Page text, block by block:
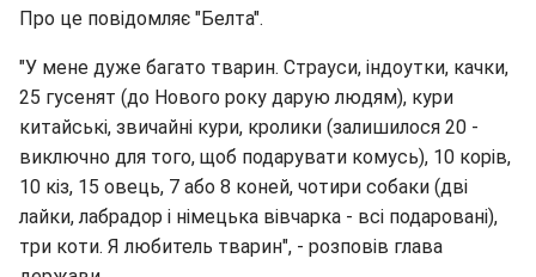
Про це повідомляє "Белта".
"У мене дуже багато тварин. Страуси, індоутки, качки,
25 гусенят (до Нового року дарую людям), кури
китайські, звичайні кури, кролики (залишилося 20 -
виключно для того, щоб подарувати комусь), 10 корів,
10 кіз, 15 овець, 7 або 8 коней, чотири собаки (дві
лайки, лабрадор і німецька вівчарка - всі подаровані),
три коти. Я любитель тварин", - розповів глава